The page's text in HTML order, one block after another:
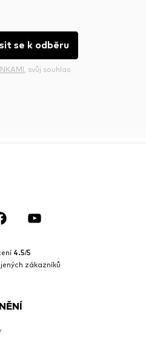
se k odběru
, svůj souhlas
4.5/5
zákazníků